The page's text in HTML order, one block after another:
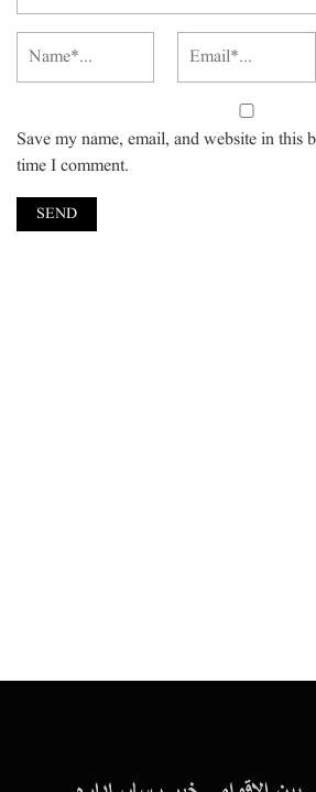
Save my name, email, and website in this
time I comment.